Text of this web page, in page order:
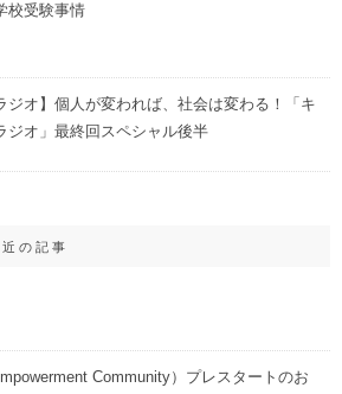
校受験事情
ジオ】個人が変われば、社会は変わる！「キ
ジオ」最終回スペシャル後半
の記事
Community）プレスタートのお